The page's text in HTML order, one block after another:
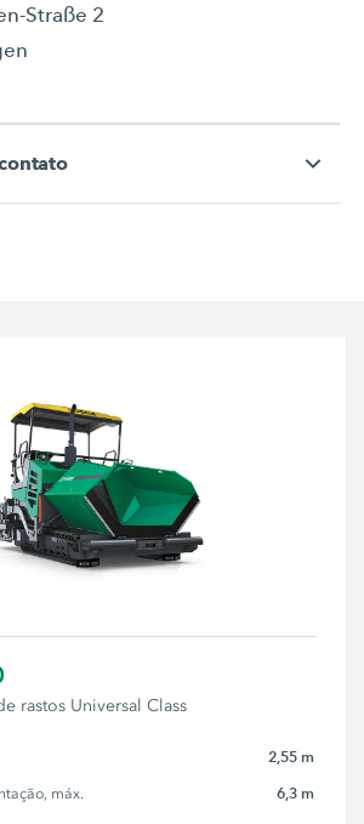
Straße 2
rastos Universal Class
2,55 m
máx. 6,3 m